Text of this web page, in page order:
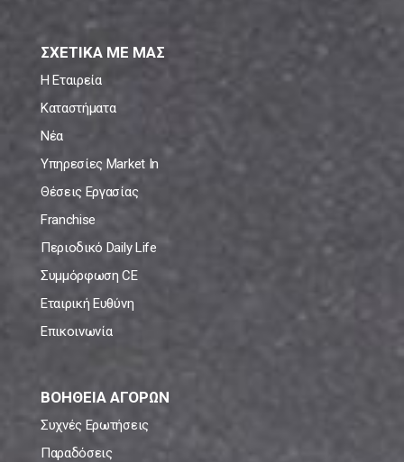
ΣΧΕΤΙΚΑ ΜΕ ΜΑΣ
Η Εταιρεία
Καταστήματα
Νέα
Υπηρεσίες Market In
Θέσεις Εργασίας
Franchise
Περιοδικό Daily Life
Συμμόρφωση CE
Εταιρική Ευθύνη
Επικοινωνία
ΒΟΗΘΕΙΑ ΑΓΟΡΩΝ
Συχνές Ερωτήσεις
Παραδόσεις